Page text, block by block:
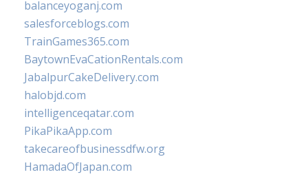
balanceyoganj.com
salesforceblogs.com
TrainGames365.com
BaytownEvaCationRentals.com
JabalpurCakeDelivery.com
halobjd.com
intelligenceqatar.com
PikaPikaApp.com
takecareofbusinessdfw.org
HamadaOfJapan.com